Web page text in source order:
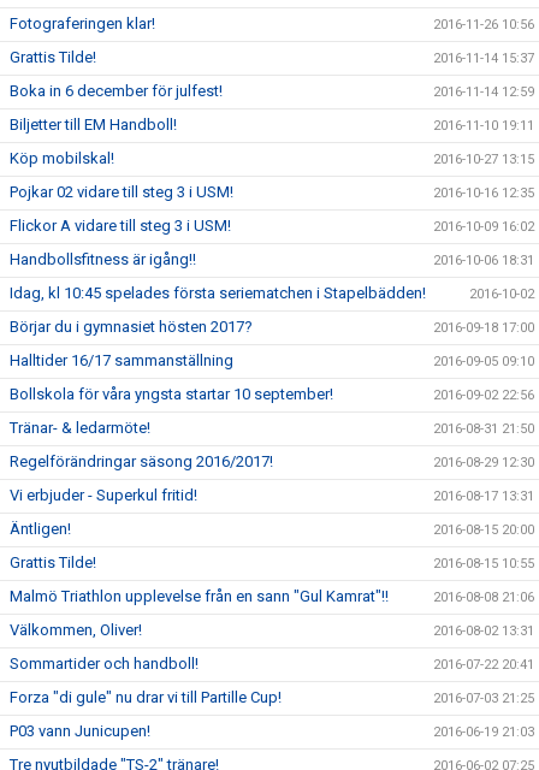
Fotograferingen klar! 2016-11-26 10:56
Grattis Tilde! 2016-11-14 15:37
Boka in 6 december för julfest! 2016-11-14 12:59
Biljetter till EM Handboll! 2016-11-10 19:11
Köp mobilskal! 2016-10-27 13:15
Pojkar 02 vidare till steg 3 i USM! 2016-10-16 12:35
Flickor A vidare till steg 3 i USM! 2016-10-09 16:02
Handbollsfitness är igång!! 2016-10-06 18:31
Idag, kl 10:45 spelades första seriematchen i Stapelbädden! 2016-10-02
Börjar du i gymnasiet hösten 2017? 2016-09-18 17:00
Halltider 16/17 sammanställning 2016-09-05 09:10
Bollskola för våra yngsta startar 10 september! 2016-09-02 22:56
Tränar- & ledarmöte! 2016-08-31 21:50
Regelförändringar säsong 2016/2017! 2016-08-29 12:30
Vi erbjuder - Superkul fritid! 2016-08-17 13:31
Äntligen! 2016-08-15 20:00
Grattis Tilde! 2016-08-15 10:55
Malmö Triathlon upplevelse från en sann "Gul Kamrat"!! 2016-08-08 21:06
Välkommen, Oliver! 2016-08-02 13:31
Sommartider och handboll! 2016-07-22 20:41
Forza "di gule" nu drar vi till Partille Cup! 2016-07-03 21:25
P03 vann Junicupen! 2016-06-19 21:03
Tre nyutbildade "TS-2" tränare! 2016-06-02 07:25